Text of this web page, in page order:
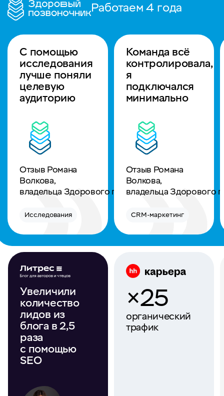
Работаем 4 года
С помощью
исследования
лучше поняли
целевую
аудиторию
Отзыв Романа
Волкова,
владельца Здорового позвоночника
Исследования
Команда всё
контролировала,
я
подключался
минимально
Отзыв Романа
Волкова,
владельца Здорового
CRM-маркетинг
Увеличили
количество
лидов из
блога в 2,5
раза
с помощью
SEO
×25
органический
трафик